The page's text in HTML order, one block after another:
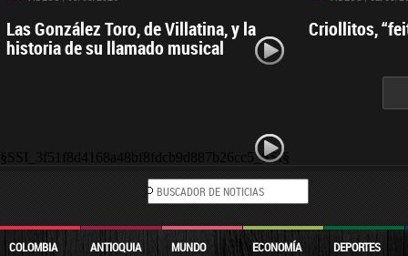
Las González Toro, de Villatina, y la
historia de su llamado musical
Criollitos,
§SSI_3f51f8d4168a48bf8fdcb9d887b26cc5_SSI§
COLOMBIA ANTIOQUIA MUNDO ECONOMÍA DEPORTES